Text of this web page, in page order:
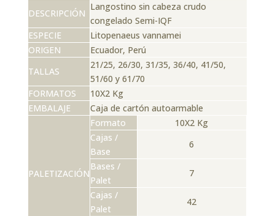
DESCRIPCIÓN
Langostino sin cabeza crudo
congelado Semi-IQF
ESPECIE
Litopenaeus vannamei
ORIGEN
Ecuador, Perú
TALLAS
21/25, 26/30, 31/35, 36/40, 41/50,
51/60 y 61/70
FORMATOS
10X2 Kg
EMBALAJE
Caja de cartón autoarmable
PALETIZACIÓN
Formato
10X2 Kg
Cajas /
Base
6
Bases /
Palet
7
Cajas /
Palet
42